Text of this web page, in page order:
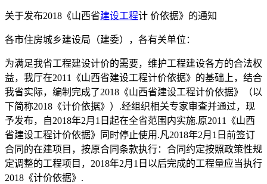
关于发布2018《山西省建设工程计 价依据》的通知
各市住房城乡建设局（建委），各有关单位：
为满足我省工程建设计价的需要，维护工程建设各方的合法权
益，我厅在2011《山西省建设工程计价依据》的基础上，结合
我省实际，编制完成了2018《山西省建设工程计价依据》（以
下简称2018《计价依据》）.经组织相关专家审查并通过，现
予发布，自2018年2月1日起在全省范围内实施.原2011《山西
省建设工程计价依据》同时停止使用.凡2018年2月1日前签订
合同的在建项目，按原合同条款执行：合同约定按照政策性规
定调整的工程项目，2018年2月1日以后完成的工程量应当执行
2018《计价依据》.